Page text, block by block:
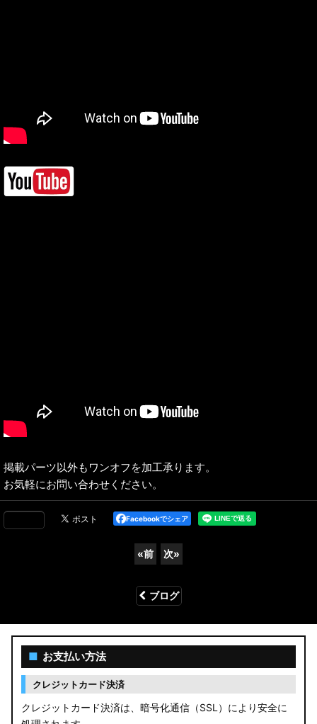
掲載パーツ以外もワンオフを加工承ります。
お気軽にお問い合わせください。
Facebookでシェア
«前 次»
ブログ
■ お支払い方法
クレジットカード決済
クレジットカード決済は、暗号化通信（SSL）により安全に